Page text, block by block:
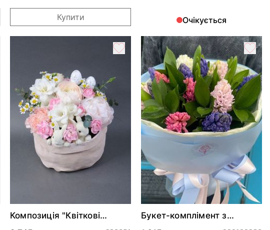
Купити Очікується
Композиція "Квіткові
Букет-комплімент з